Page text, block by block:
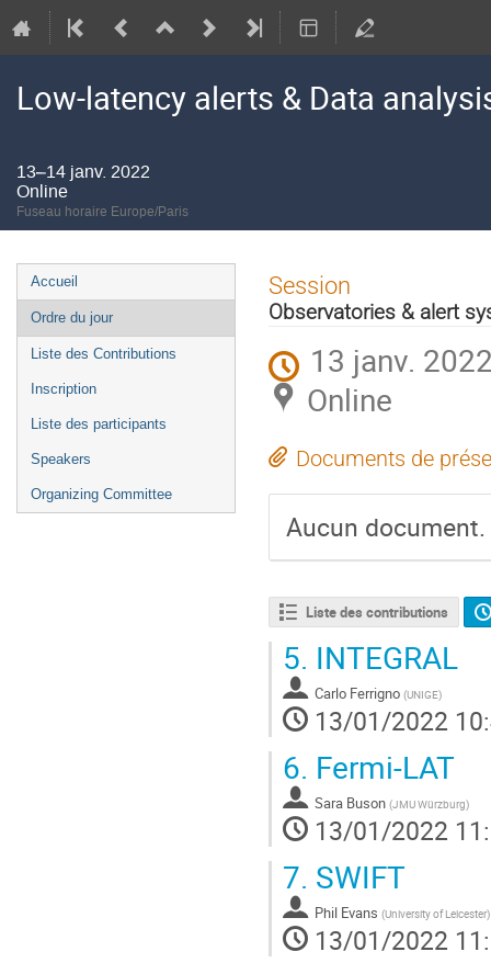
Low-latency alerts & Data
13–14 janv. 2022
Online
Fuseau horaire Europe/Paris
Menu
de
l'événement
Accueil
Ordre du jour
Liste des Contributions
Inscription
Liste des participants
Speakers
Organizing Committee
Session
Observatories & alert
13 janv.
Online
Documents de
Aucun document.
Liste des contributions
5. INTEGRAL
Carlo Ferrigno (UNIGE)
13/01/2022
6. Fermi-LAT
Sara Buson (JMU Würzburg)
13/01/2022
7. SWIFT
Phil Evans (University of Leicester)
13/01/2022